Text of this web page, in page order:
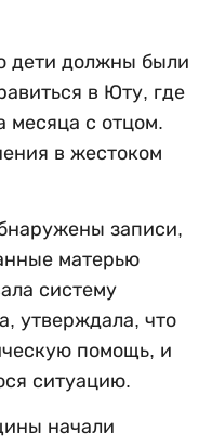
дети должны были
в Юту, где
месяца с отцом.
в жестоком
записи,
матерью
систему
утверждала, что
помощь, и
ситуацию.
начали